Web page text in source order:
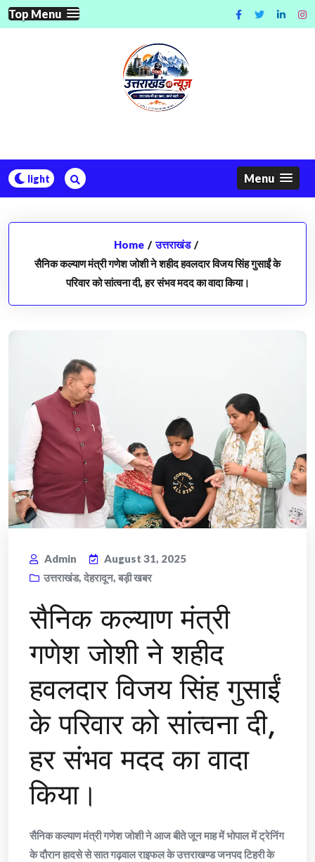
Skip
to
Top Menu
Menu
Home / उत्तराखंड /
सैनिक कल्याण मंत्री गणेश जोशी ने शहीद हवलदार विजय सिंह गुसाईं के
परिवार को सांत्वना दी, हर संभव मदद का वादा किया।
Admin
August 31, 2025
उत्तराखंड, देहरादून, बड़ी खबर
सैनिक कल्याण मंत्री
गणेश जोशी ने शहीद
हवलदार विजय सिंह गुसाईं
के परिवार को सांत्वना दी,
हर संभव मदद का वादा
किया।
सैनिक कल्याण मंत्री गणेश जोशी ने आज बीते जून माह में भोपाल में ट्रेनिंग
के दौरान हादसे से सात गढ़वाल राइफल के उत्तराखण्ड जनपद टिहरी के